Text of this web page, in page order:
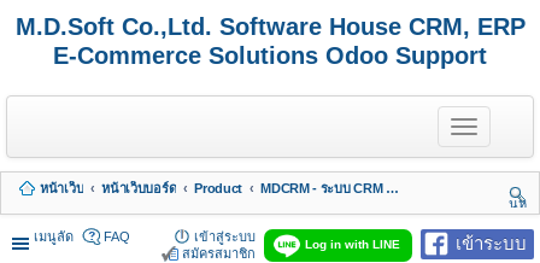
M.D.Soft Co.,Ltd. Software House CRM, ERP
E-Commerce Solutions Odoo Support
T
o
g
e
n
a
หน้าเว็บ หน้าเว็บบอร์ด Product
MDCRM - ระบบ CRM จาก MDSoft พร้อมบริการ
นห
า
เมนูลัด
เข้าระบบ
Log in with LINE
FAQ
เข้าสู่ระบบ
สมัครสมาชิก